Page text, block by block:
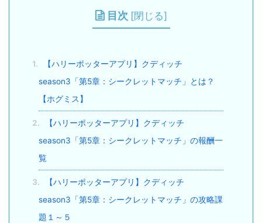
目次 [閉じる]
1.
【ハリーポッターアプリ】クディッチ
season3「第5章：シークレットマッチ」とは？
【ホグミス】
2.
【ハリーポッターアプリ】クディッチ
season3「第5章：シークレットマッチ」の報酬一
覧
3.
【ハリーポッターアプリ】クディッチ
season3「第5章：シークレットマッチ」の攻略課
題１～５